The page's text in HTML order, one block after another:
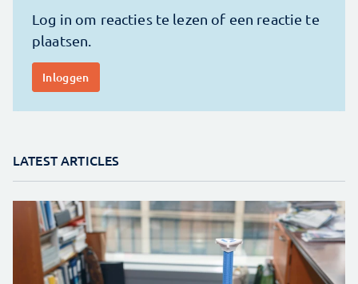
LATEST ARTICLES